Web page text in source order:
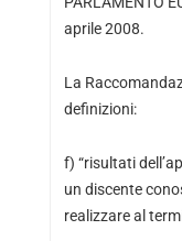
aprile 2008.
La
definizioni:
f) “risultati
un discente
realizzare al